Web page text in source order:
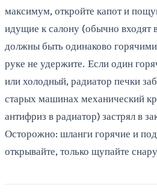
максимум, откройте капот и
идущие к салону (обычно
должны быть одинаково
руке не удержите. Если один
или холодный, радиатор печки
старых машинах механический
антифриз в радиатор) застрял в
Осторожно: шланги горячие и
открывайте, только щупайте